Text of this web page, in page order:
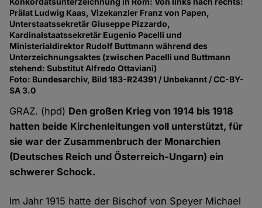
Prälat Ludwig Kaas, Vizekanzler Franz von Papen,
Unterstaatssekretär Giuseppe Pizzardo,
Kardinalstaatssekretär Eugenio Pacelli und
Ministerialdirektor Rudolf Buttmann während des
Unterzeichnungsaktes (zwischen Pacelli und Buttmann
stehend: Substitut Alfredo Ottaviani)
Foto: Bundesarchiv, Bild 183-R24391 / Unbekannt / CC-BY-
SA 3.0
GRAZ. (hpd) Den großen Krieg von 1914 bis 1918
hatten beide Kirchenleitungen voll unterstützt, für
sie war der Zusammenbruch der Monarchien
(Deutsches Reich und Österreich-Ungarn) ein
schwerer Schock.
Im Jahr 1915 hatte der Bischof von Speyer Michael